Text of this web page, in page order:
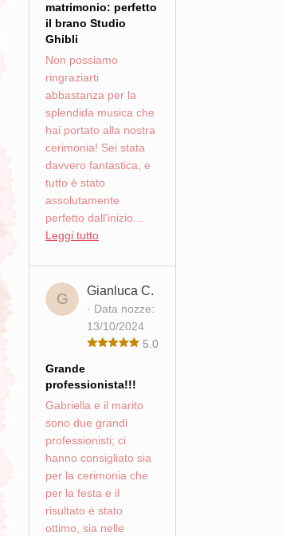
matrimonio: perfetto
il brano Studio
Ghibli
Non possiamo
ringraziarti
abbastanza per la
splendida musica che
hai portato alla nostra
cerimonia! Sei stata
davvero fantastica, e
tutto è stato
assolutamente
perfetto dall'inizio...
Leggi tutto
G Gianluca C.
· Data nozze:
13/10/2024
5.0
Grande
professionista!!!
Gabriella e il marito
sono due grandi
professionisti; ci
hanno consigliato sia
per la cerimonia che
per la festa e il
risultato è stato
ottimo, sia nelle